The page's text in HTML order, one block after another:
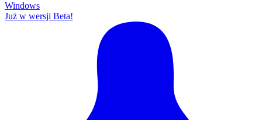
Windows
Już w wersji Beta!